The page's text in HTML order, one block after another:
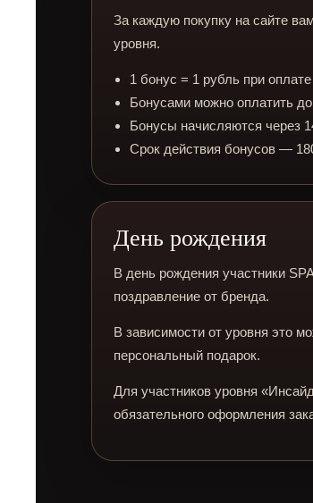
За каждую покупку на сайте
уровня.
1 бонус = 1 рубль при оплате
Бонусами можно оплатить
Бонусы начисляются через
Срок действия бонусов —
День рождения
В день рождения участники
поздравление от бренда.
В зависимости от уровня это
персональный подарок.
Для участников уровня
обязательного оформления